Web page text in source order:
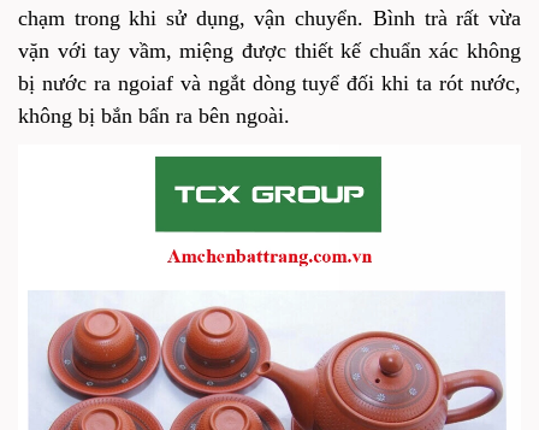
chạm trong khi sử dụng, vận chuyển. Bình trà rất vừa
vặn với tay vầm, miệng được thiết kế chuẩn xác không
bị nước ra ngoiaf và ngắt dòng tuyể đối khi ta rót nước,
không bị bắn bẩn ra bên ngoài.